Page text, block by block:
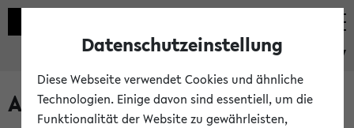
eKVV
Alle Lehrenden
Datenschutzeinstellung
Diese Webseite verwendet Cookies und ähnliche
Technologien. Einige davon sind essentiell, um die
Funktionalität der Website zu gewährleisten,